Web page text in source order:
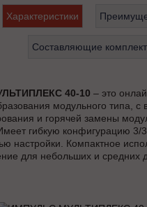
Характеристики
Составляющие
40-10 – это
модульного типа, с
и горячей замены
гибкую конфигурацию 3/
настройки. Компактное
для небольших и средних